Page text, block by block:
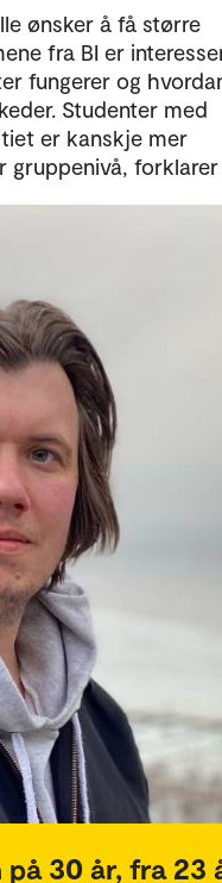
ønsker å få større
fra BI er
fungerer og
Studenter med
er kanskje mer
gruppenivå, forklarer
30 år, fra 23